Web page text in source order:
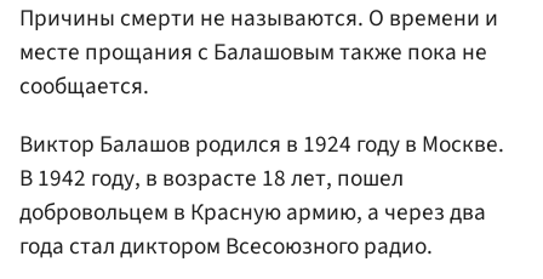
Причины смерти не называются. О времени и
месте прощания с Балашовым также пока не
сообщается.
Виктор Балашов родился в 1924 году в Москве.
В 1942 году, в возрасте 18 лет, пошел
добровольцем в Красную армию, а через два
года стал диктором Всесоюзного радио.